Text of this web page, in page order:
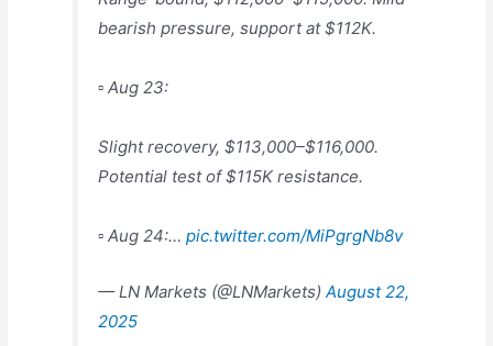
bearish pressure, support at $112K.
▫️ Aug 23:
Slight recovery, $113,000–$116,000.
Potential test of $115K resistance.
▫️ Aug 24:…pic.twitter.com/MiPgrgNb8v
— LN Markets (@LNMarkets)August 22,
2025